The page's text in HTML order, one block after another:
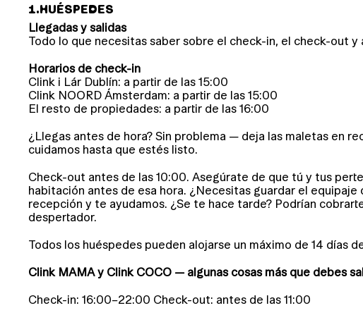
1.HUÉSPEDES
Llegadas y salidas
Todo lo que necesitas saber sobre el check-in, el check-out
Horarios de check-in
Clink i Lár Dublín: a partir de las 15:00
Clink NOORD Ámsterdam: a partir de las 15:00
El resto de propiedades: a partir de las 16:00
¿Llegas antes de hora? Sin problema — deja las maletas en
cuidamos hasta que estés listo.
Check-out antes de las 10:00. Asegúrate de que tú y tus
habitación antes de esa hora. ¿Necesitas guardar el
recepción y te ayudamos. ¿Se te hace tarde? Podrían
despertador.
Todos los huéspedes pueden alojarse un máximo de 14 días
Clink MAMA y Clink COCO — algunas cosas más que debes
Check-in: 16:00–22:00 Check-out: antes de las 11:00